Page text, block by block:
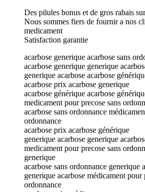
Des pilules bonus et de gros rabais
Nous sommes fiers de fournir a nos
medicament
Satisfaction garantie
acarbose generique acarbose sans
acarbose generique generique
generique acarbose acarbose
acarbose prix acarbose generique
acarbose générique acarbose
medicament pour precose sans
acarbose sans ordonnance
ordonnance
acarbose prix acarbose générique
generique acarbose generique
medicament pour precose sans
generique
acarbose sans ordonnance generique
generique acarbose médicament pour
ordonnance